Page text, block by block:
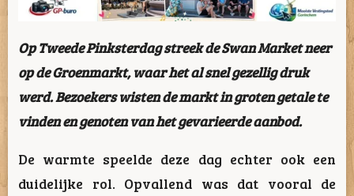
Op Tweede Pinksterdag streek de Swan Market neer
op de Groenmarkt, waar het al snel gezellig druk
werd. Bezoekers wisten de markt in groten getale te
vinden en genoten van het gevarieerde aanbod.
De warmte speelde deze dag echter ook een
duidelijke rol. Opvallend was dat vooral de